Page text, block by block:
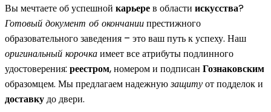
Вы мечтаете об успешной карьерев области искусства?
Готовый документ об окончаниипрестижного
образовательного заведения – это ваш путь к успеху. Наш
оригинальный корочкаимеет все атрибуты подлинного
удостоверения: реестром, номером и подписан Гознаковским
образомцем. Мы предлагаем надежнуюзащитуот подделок и
доставкудо двери.